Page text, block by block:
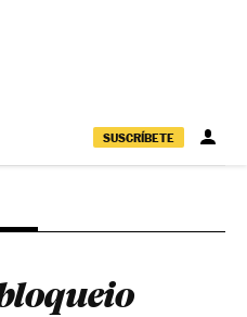
SUSCRÍBETE